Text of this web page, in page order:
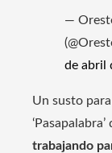
—
de abril
Un susto
‘Pasapalabra’
trabajando